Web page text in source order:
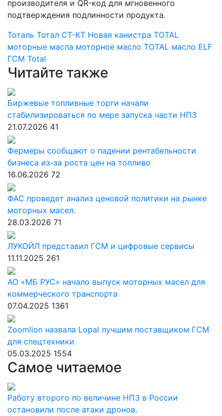
производителя и QR-код для мгновенного
подтверждения подлинности продукта.
Тоталь Тотал СТ-КТ Новая канистра TOTAL
моторные масла моторное масло TOTAL масло ELF
ГСМ Total
Читайте также
Биржевые топливные торги начали
стабилизироваться по мере запуска части НПЗ
21.07.2026 41
Фермеры сообщают о падении рентабельности
бизнеса из-за роста цен на топливо
16.06.2026 72
ФАС проведет анализ ценовой политики на рынке
моторных масел.
28.03.2026 71
ЛУКОЙЛ представил ГСМ и цифровые сервисы
11.11.2025 261
АО «МБ РУС» начало выпуск моторных масел для
коммерческого транспорта
07.04.2025 1361
Zoomlion назвала Lopal лучшим поставщиком ГСМ
для спецтехники
05.03.2025 1554
Самое читаемое
Работу второго по величине НПЗ в России
остановили после атаки дронов.